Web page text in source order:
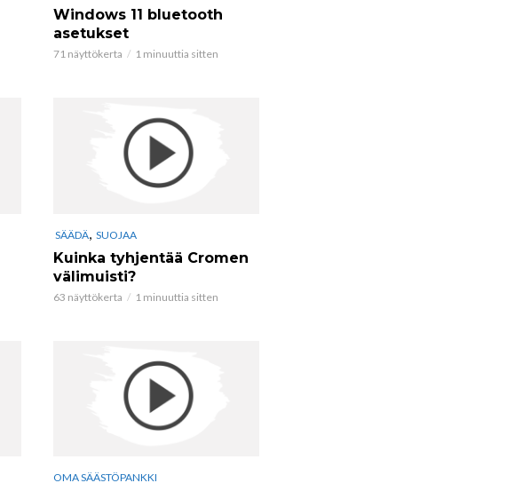
Windows 11 bluetooth
asetukset
71 näyttökerta 1 minuuttia sitten
SÄÄDÄ SUOJAA
Kuinka tyhjentää Cromen
välimuisti?
63 näyttökerta 1 minuuttia sitten
OMA SÄÄSTÖPANKKI